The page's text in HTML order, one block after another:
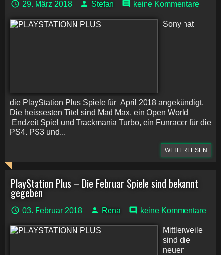
29. März 2018 Stefan keine Kommentare
Sony hat
die PlayStation Plus Spiele für April 2018 angekündigt.
Die heissesten Titel sind Mad Max, ein Open World
Endzeit Spiel und Trackmania Turbo, ein Funracer für die
PS4. PS3 und...
WEITERLESEN
PlayStation Plus – Die Februar Spiele sind bekannt
gegeben
03. Februar 2018 Rena keine Kommentare
Mittlerweile
sind die
neuen